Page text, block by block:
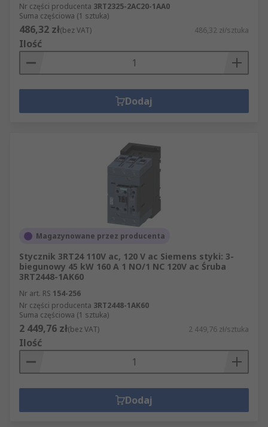
Nr części producenta 3RT2325-2AC20-1AA0
Suma częściowa (1 sztuka)
486,32 zł(bez VAT) 486,32 zł/sztuka
Ilość
Dodaj
Magazynowane przez producenta
Stycznik 3RT24 110V ac, 120 V ac Siemens styki: 3-
biegunowy 45 kW 160 A 1 NO/1 NC 120V ac Śruba
3RT2448-1AK60
Nr art. RS 154-256
Nr części producenta 3RT2448-1AK60
Suma częściowa (1 sztuka)
2 449,76 zł(bez VAT) 2 449,76 zł/sztuka
Ilość
Dodaj